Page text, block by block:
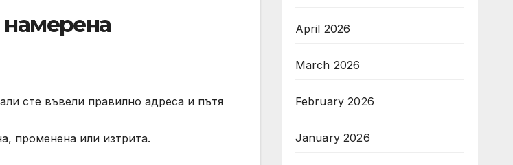
намерена
сте въвели правилно адреса и пътя
променена или изтрита.
April 2026
March 2026
February 2026
January 2026